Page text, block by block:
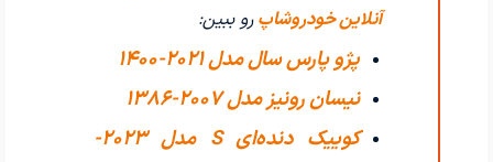
آنلاین خودروشاپرو ببین:
پژو پارس سال مدل 2021-1400
نیسان رونیز مدل 2007-1386
کوییک دنده‌ای S مدل 2023-